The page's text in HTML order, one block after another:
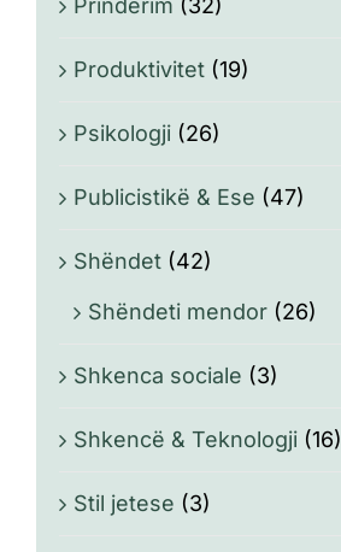
Prindërim (32)
Produktivitet (19)
Psikologji (26)
Publicistikë & Ese (47)
Shëndet (42)
Shëndeti mendor (26)
Shkenca sociale (3)
Shkencë & Teknologji (16)
Stil jetese (3)